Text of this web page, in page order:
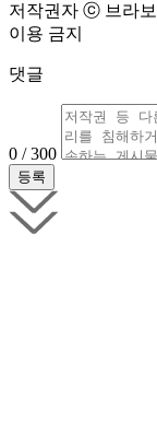
저작권자 ⓒ 브라
이용 금지
댓글
0 / 300